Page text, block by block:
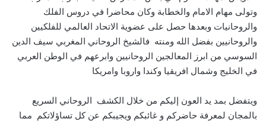
وتولى مهام الامام والخطابة وكان محاضرا في دروس الفلك
والروحانيات وبعدها حصل على عضوية الاتحاد العالمي للفلكيين
والروحانيين بفضل الله ومنته فالشيخ الروحاني المغربي سيف الدين
السوسي من ابرز المعالجين الروحانيين وابرعهم في الوطن العربي
في الخليج وشمال افريقيا وكندا واروبا وامريكا
ويتفضل بمد يد العون إليكم من خلال الكشف الروحاني السريع
بالمجان لمعرفة حاضركم و غائبكم ويجيبكم عن كل تساؤلاتكم مما